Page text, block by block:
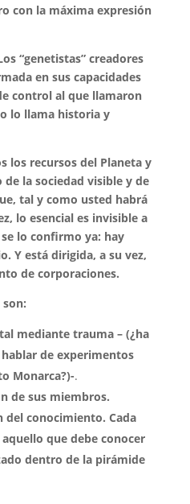
con la máxima expresión
“genetistas” creadores
en sus capacidades
control al que llamaron
lo llama historia y
los recursos del Planeta y
de la sociedad visible y de
tal y como usted habrá
lo esencial es invisible a
lo confirmo ya: hay
Y está dirigida, a su vez,
de corporaciones.
mediante trauma – (¿ha
de experimentos
Monarca?)-.
de sus miembros.
conocimiento. Cada
que debe conocer
dentro de la pirámide